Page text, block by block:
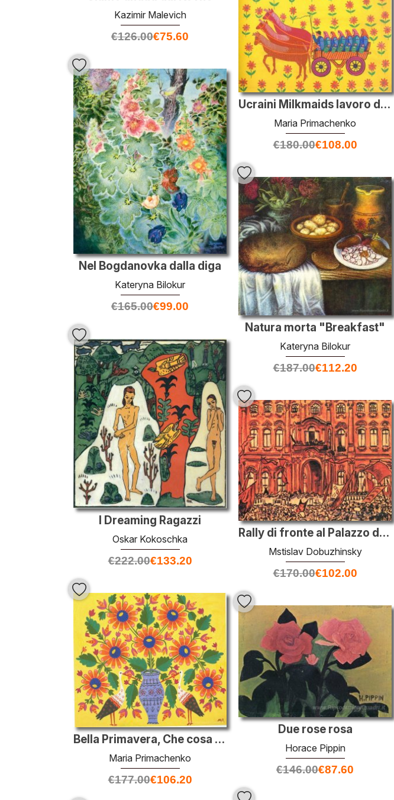
Kazimir Malevich
€126.00€75.60
Ucraini Milkmaids lavoro duro come minatori
Maria Primachenko
€180.00€108.00
Nel Bogdanovka dalla diga
Kateryna Bilokur
€165.00€99.00
Natura morta "Breakfast"
Kateryna Bilokur
€187.00€112.20
I Dreaming Ragazzi
Oskar Kokoschka
€222.00€133.20
Rally di fronte al Palazzo delle Belle Arti
Mstislav Dobuzhinsky
€170.00€102.00
Bella Primavera, Che cosa hai portato?
Maria Primachenko
€177.00€106.20
Due rose rosa
Horace Pippin
€146.00€87.60